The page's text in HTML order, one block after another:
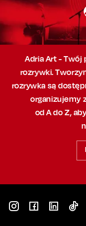
Adria Art - Twój
rozrywki.
rozrywka są
organizujemy
od A do Z,